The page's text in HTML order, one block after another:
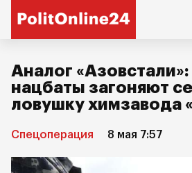
Аналог
нацбаты загоняют
ловушку химзавода
Спецоперация 8 мая 7:57